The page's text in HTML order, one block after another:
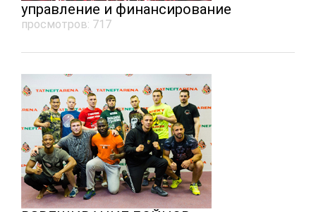
управление и финансирование
просмотров: 717